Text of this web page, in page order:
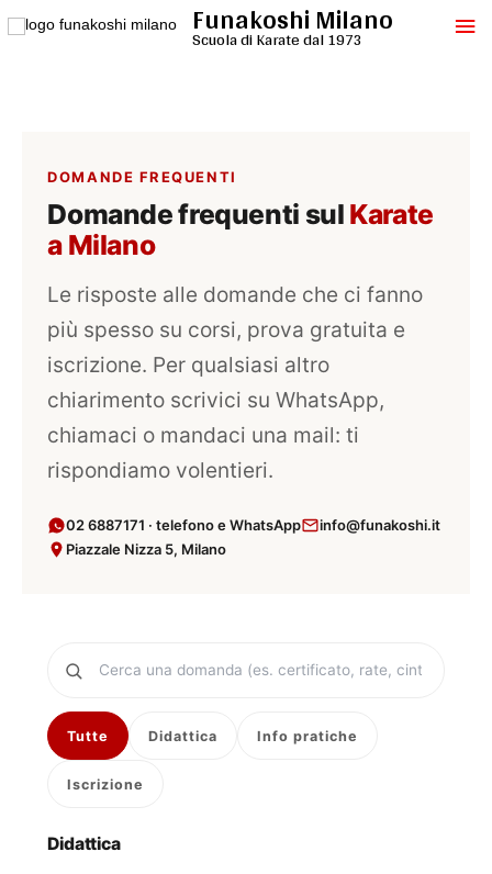
al
Funakoshi Milano
Scuola di Karate dal 1973
DOMANDE FREQUENTI
Domande frequenti sul Karate
a Milano
Le risposte alle domande che ci fanno
più spesso su corsi, prova gratuita e
iscrizione. Per qualsiasi altro
chiarimento scrivici su WhatsApp,
chiamaci o mandaci una mail: ti
rispondiamo volentieri.
02 6887171 · telefono e WhatsApp
info@funakoshi.it
Piazzale Nizza 5, Milano
Tutte Didattica Info pratiche
Iscrizione
Didattica